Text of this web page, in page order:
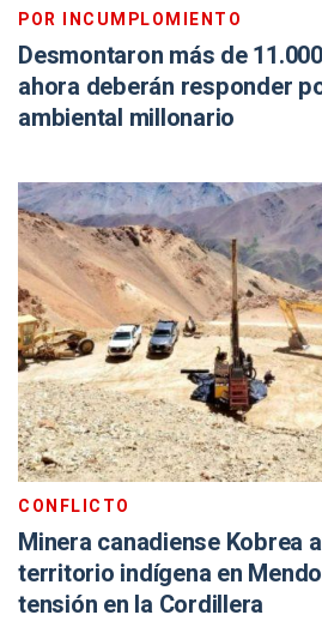
POR INCUMPLOMIENTO
Desmontaron más de
ahora deberán responder
ambiental millonario
CONFLICTO
Minera canadiense Kobrea
territorio indígena en
tensión en la Cordillera